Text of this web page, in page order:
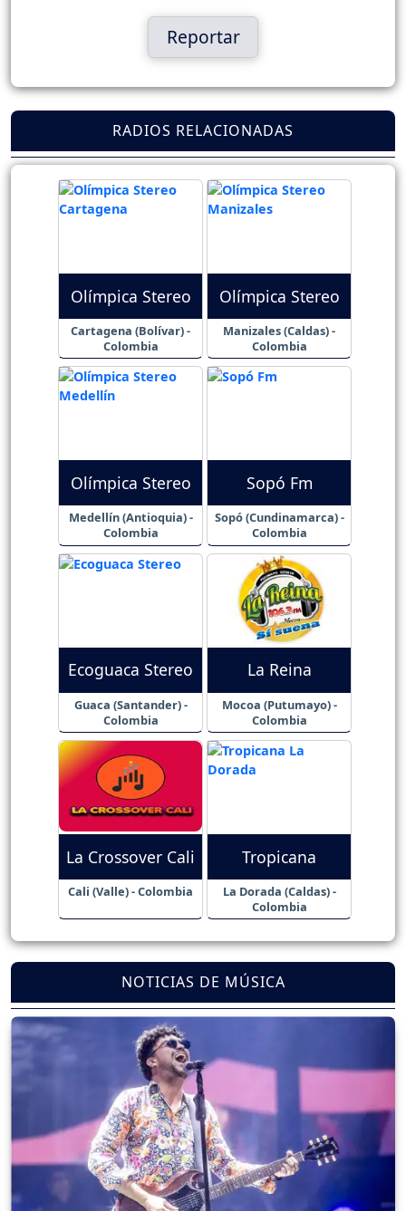
Reportar
RADIOS RELACIONADAS
Olímpica Stereo
Cartagena (Bolívar) -
Colombia
Olímpica Stereo
Manizales (Caldas) -
Colombia
Olímpica Stereo
Medellín (Antioquia) -
Colombia
Sopó Fm
Sopó (Cundinamarca) -
Colombia
Ecoguaca Stereo
Guaca (Santander) -
Colombia
La Reina
Mocoa (Putumayo) -
Colombia
La Crossover Cali
Cali (Valle) - Colombia
Tropicana
La Dorada (Caldas) -
Colombia
NOTICIAS DE MÚSICA